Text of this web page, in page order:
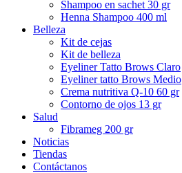
Shampoo en sachet 30 gr
Henna Shampoo 400 ml
Belleza
Kit de cejas
Kit de belleza
Eyeliner Tatto Brows Claro
Eyeliner tatto Brows Medio
Crema nutritiva Q-10 60 gr
Contorno de ojos 13 gr
Salud
Fibrameg 200 gr
Noticias
Tiendas
Contáctanos